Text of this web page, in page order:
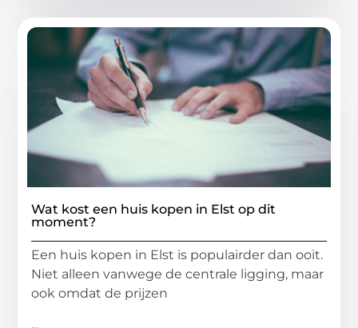
Wat kost een huis kopen in Elst op dit
moment?
Een huis kopen in Elst is populairder dan ooit.
Niet alleen vanwege de centrale ligging, maar
ook omdat de prijzen
...